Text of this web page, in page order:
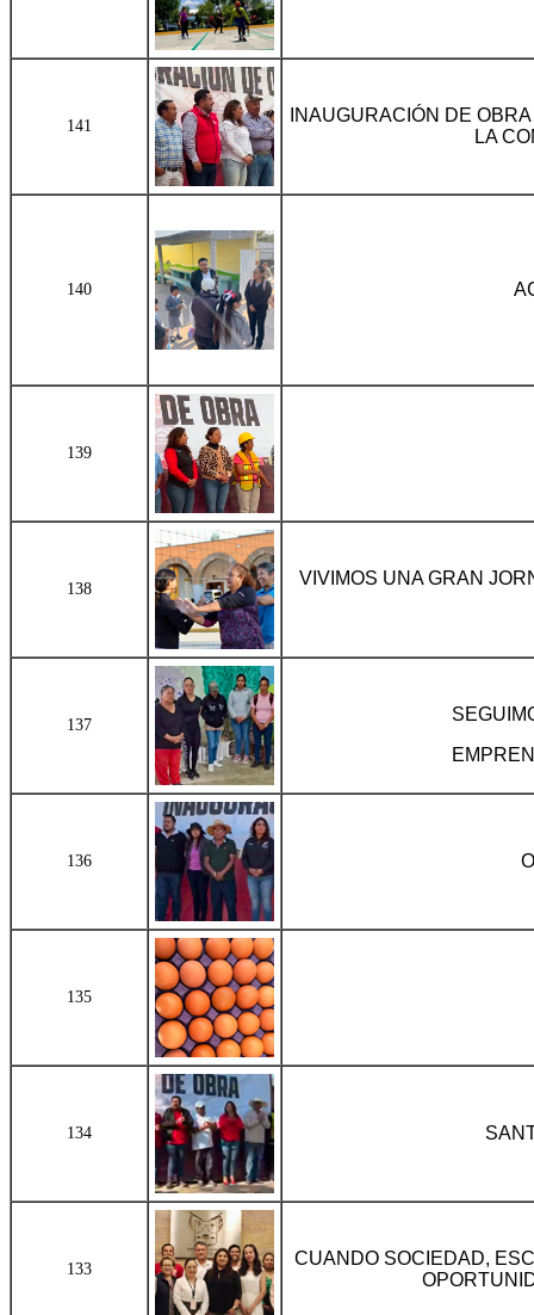
141
INAUGURACIÓN DE
LA
140
139
138
VIVIMOS UNA GRAN
137
136
135
134
133
CUANDO SOCIEDAD,